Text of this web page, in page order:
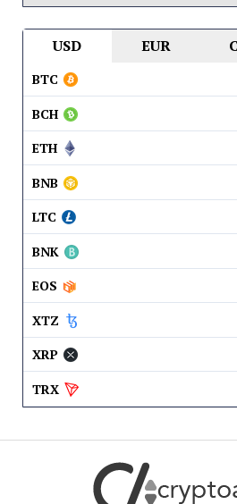
USD EUR
BTC
BCH
ETH
BNB
LTC
BNK
EOS
XTZ
XRP
TRX